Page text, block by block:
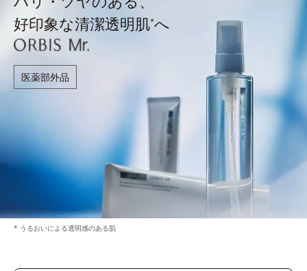
好印象な清潔透明肌*へ
医薬部外品
* うるおいによる透明感のある肌